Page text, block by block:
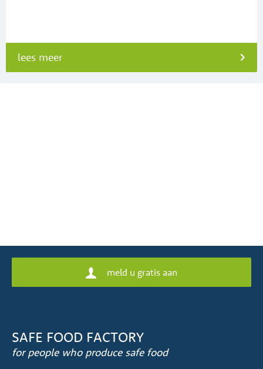
lees meer
SAFE FOOD FACTORY
for people who produce safe food
meld u gratis aan